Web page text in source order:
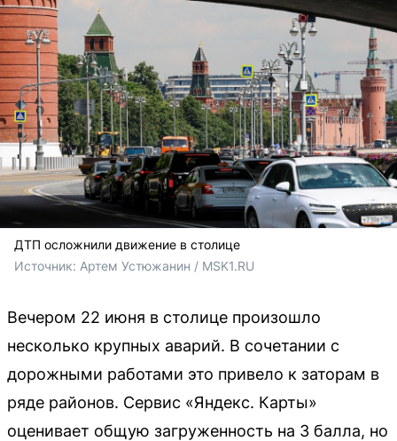
ДТП осложнили движение в столице
Источник: Артем Устюжанин / MSK1.RU
Вечером 22 июня в столице произошло
несколько крупных аварий. В сочетании с
дорожными работами это привело к заторам в
ряде районов. Сервис «Яндекс. Карты»
оценивает общую загруженность на 3 балла, но